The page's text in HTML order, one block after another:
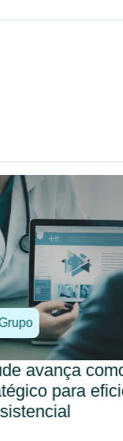
Novidades
DRG
com